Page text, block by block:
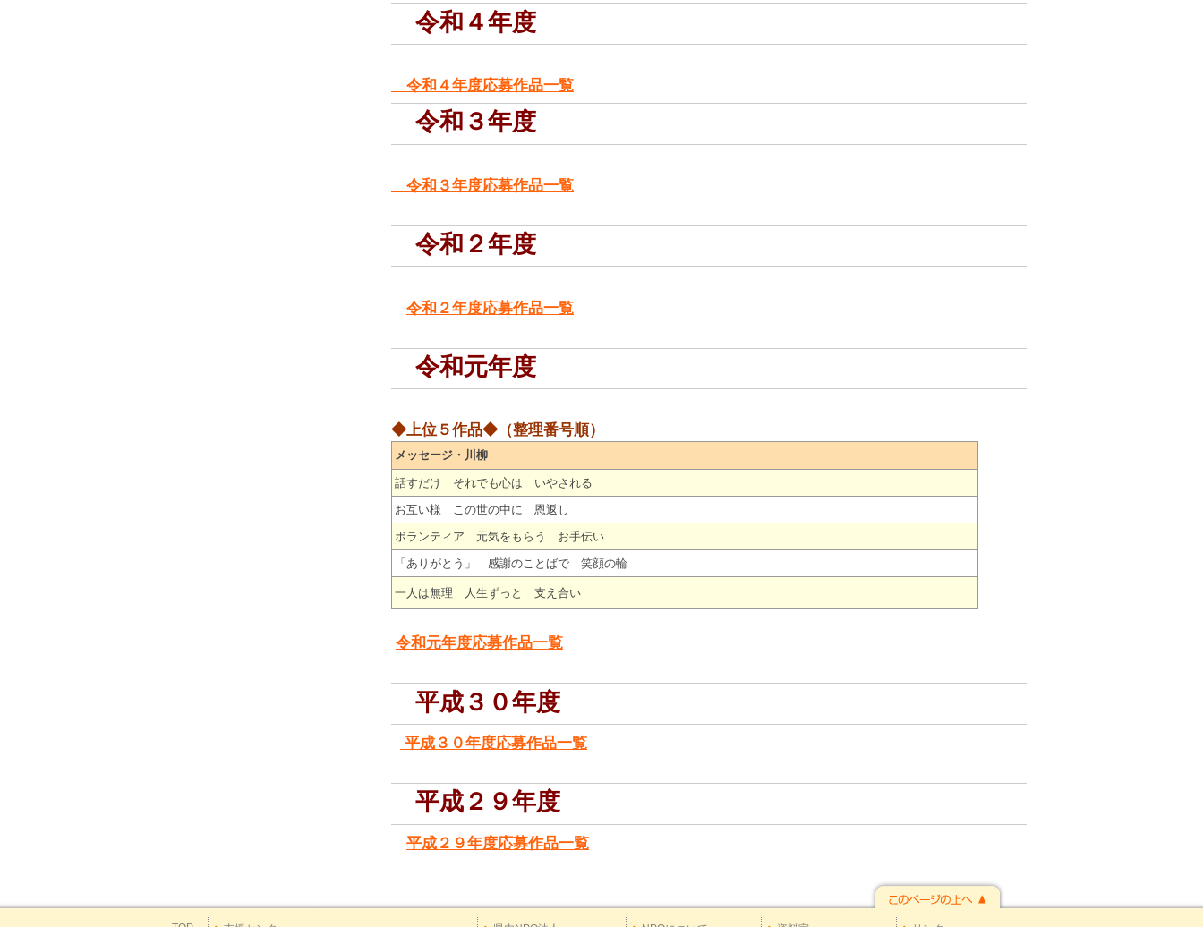
令和４年度
令和４年度応募作品一覧
令和３年度
令和３年度応募作品一覧
令和２年度
令和２年度応募作品一覧
令和元年度
◆上位５作品◆（整理番号順）
メッセージ・川柳
話すだけ それでも心は いやされる
お互い様 この世の中に 恩返し
ボランティア 元気をもらう お手伝い
「ありがとう」 感謝のことばで 笑顔の輪
一人は無理 人生ずっと 支え合い
令和元年度応募作品一覧
平成３０年度
平成３０年度応募作品一覧
平成２９年度
平成２９年度応募作品一覧